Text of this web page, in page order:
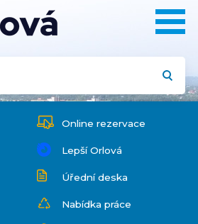
Online rezervace
Lepší Orlová
Úřední deska
Nabídka práce